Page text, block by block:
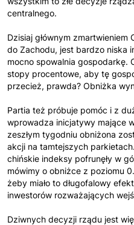
centralnego.
Dzisiaj głównym
do Zachodu, jest bardzo niska
mocno spowalnia gospodarkę.
stopy procentowe, aby tę
przecież, prawda? Obniżka
Partia też próbuje pomóc i z
wprowadza inicjatywy mające
zeszłym tygodniu obniżona
akcji na tamtejszych
chińskie indeksy pofrunęły w
mówimy o obniżce z poziomu
żeby miało to długofalowy
inwestorów rozważających
Dziwnych decyzji rządu jest